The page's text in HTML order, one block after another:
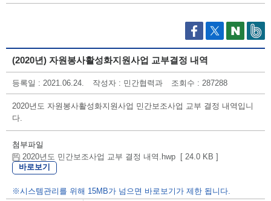
(2020년) 자원봉사활성화지원사업 교부결정 내역
등록일 : 2021.06.24. 작성자 : 민간협력과 조회수 : 287288
2020년도 자원봉사활성화지원사업 민간보조사업 교부 결정 내역입니
다.
첨부파일
2020년도 민간보조사업 교부 결정 내역.hwp [ 24.0 KB ]
바로보기
※시스템관리를 위해 15MB가 넘으면 바로보기가 제한 됩니다.